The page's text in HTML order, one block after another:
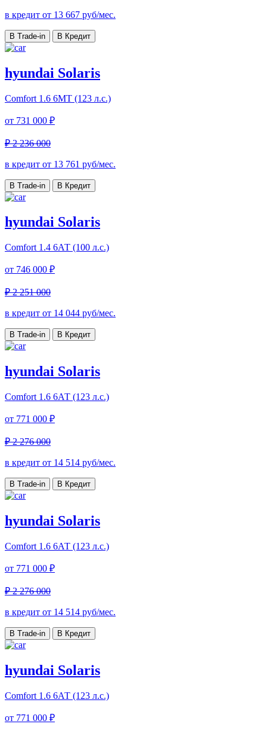
в кредит от 13 667 руб/мес.
В Trade-in В Кредит
hyundai Solaris
Comfort 1.6 6МТ (123 л.с.)
от 731 000 ₽
₽ 2 236 000
в кредит от 13 761 руб/мес.
В Trade-in В Кредит
hyundai Solaris
Comfort 1.4 6АТ (100 л.с.)
от 746 000 ₽
₽ 2 251 000
в кредит от 14 044 руб/мес.
В Trade-in В Кредит
hyundai Solaris
Comfort 1.6 6АТ (123 л.с.)
от 771 000 ₽
₽ 2 276 000
в кредит от 14 514 руб/мес.
В Trade-in В Кредит
hyundai Solaris
Comfort 1.6 6АТ (123 л.с.)
от 771 000 ₽
₽ 2 276 000
в кредит от 14 514 руб/мес.
В Trade-in В Кредит
hyundai Solaris
Comfort 1.6 6АТ (123 л.с.)
от 771 000 ₽